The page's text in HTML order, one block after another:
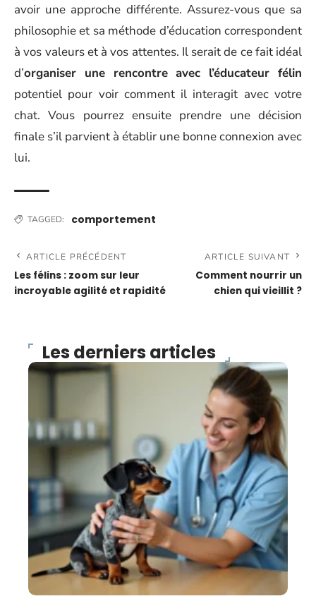
avoir une approche différente. Assurez-vous que sa
philosophie et sa méthode d’éducation correspondent
à vos valeurs et à vos attentes. Il serait de ce fait idéal
d’organiser une rencontre avec l’éducateur félin
potentiel pour voir comment il interagit avec votre
chat. Vous pourrez ensuite prendre une décision
finale s’il parvient à établir une bonne connexion avec
lui.
TAGGED: comportement
ARTICLE PRÉCÉDENT
Les félins : zoom sur leur
incroyable agilité et rapidité
ARTICLE SUIVANT
Comment nourrir un
chien qui vieillit ?
Les derniers articles